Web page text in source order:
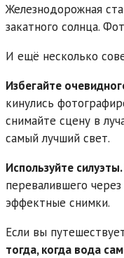
Железнодорожная
закатного солнца.
И ещё несколько
Избегайте
кинулись
снимайте сцену в
самый лучший свет.
Используйте силуэты.
перевалившего
эффектные снимки.
Если вы
тогда, когда вода